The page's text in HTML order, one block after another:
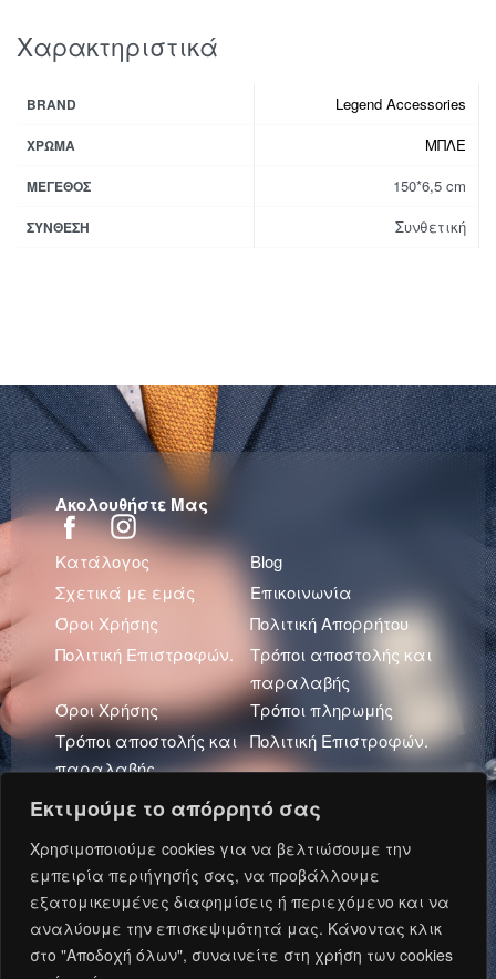
Εκτιμούμε το απόρρητό σας
Χρησιμοποιούμε cookies για να βελτιώσουμε την
εμπειρία περιήγησής σας, να προβάλλουμε
εξατομικευμένες διαφημίσεις ή περιεχόμενο και να
αναλύουμε την επισκεψιμότητά μας. Κάνοντας κλικ
στο "Αποδοχή όλων", συναινείτε στη χρήση των cookies
Χαρακτηριστικά
BRAND Legend Accessories
ΧΡΏΜΑ ΜΠΛΕ
ΜΈΓΕΘΟΣ 150*6,5 cm
ΣΎΝΘΕΣΗ Συνθετική
Ακολουθήστε Μας
Κατάλογος
Blog
Σχετικά με εμάς
Επικοινωνία
Όροι Χρήσης
Πολιτική Απορρήτου
Πολιτική Επιστροφών.
Τρόποι αποστολής και
παραλαβής
Όροι Χρήσης
Τρόποι πληρωμής
Τρόποι αποστολής και
παραλαβής
Πολιτική Επιστροφών.
Πολιτική Απορρήτου
Πρόσφατα Άρθρα
Ανάπτυξη και Φιλοξενία: Oxford Metadata © 2026.